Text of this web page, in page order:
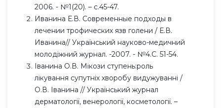
2006. - №1(20). – с.45-47.
Иванина Е.В. Современные подходы в
лечении трофических язв голени / Е.В.
Иванина// Український науково-медичний
молодіжний журнал. -2007. - №4.С. 51-54.
Іванина О.В. Мікози ступень:роль
лікування супутніх хворобу видужуванні /
О.В. Іванина // Український журнал
дерматології, венерології, косметології. –